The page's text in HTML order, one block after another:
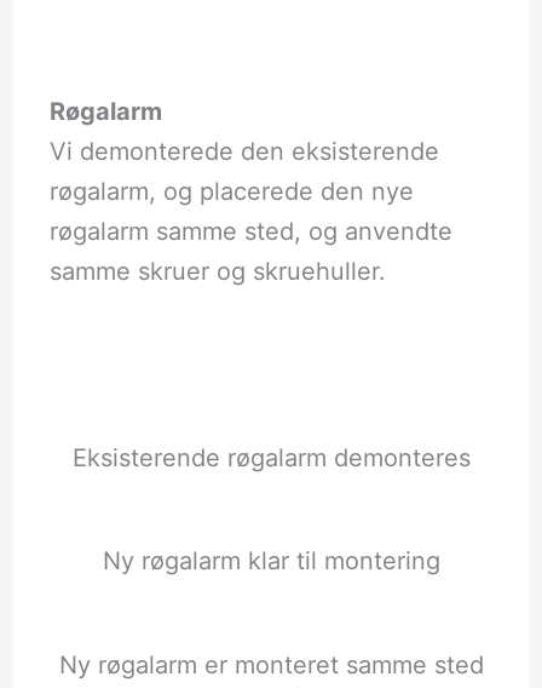
Røgalarm
Vi demonterede den eksisterende
røgalarm, og placerede den nye
røgalarm samme sted, og anvendte
samme skruer og skruehuller.
Eksisterende røgalarm demonteres
Ny røgalarm klar til montering
Ny røgalarm er monteret samme sted